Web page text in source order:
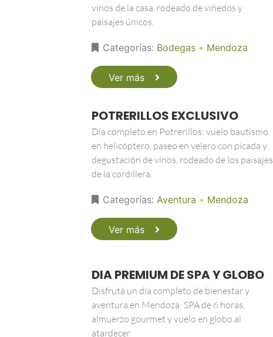
vinos de la casa, rodeado de viñedos y
paisajes únicos.
Categorías: Bodegas• Mendoza
Ver más
POTRERILLOS EXCLUSIVO
Día completo en Potrerillos: vuelo bautismo
en helicóptero, paseo en velero con picada y
degustación de vinos, rodeado de los paisajes
de la cordillera.
Categorías: Aventura • Mendoza
Ver más
DIA PREMIUM DE SPA Y GLOBO
Disfrutá un día completo de bienestar y
aventura en Mendoza: SPA de 6 horas,
almuerzo gourmet y vuelo en globo al
atardecer